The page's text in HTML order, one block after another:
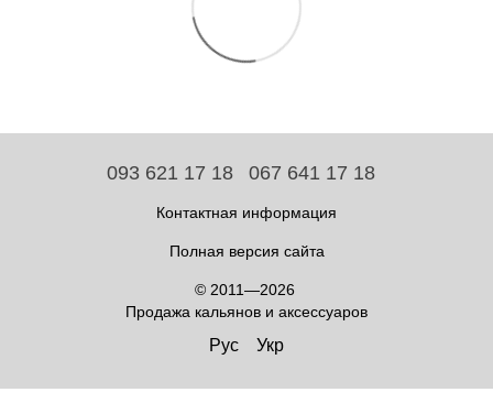
093 621 17 18 067 641 17 18
Контактная информация
Полная версия сайта
© 2011—2026
Продажа кальянов и аксессуаров
Рус Укр